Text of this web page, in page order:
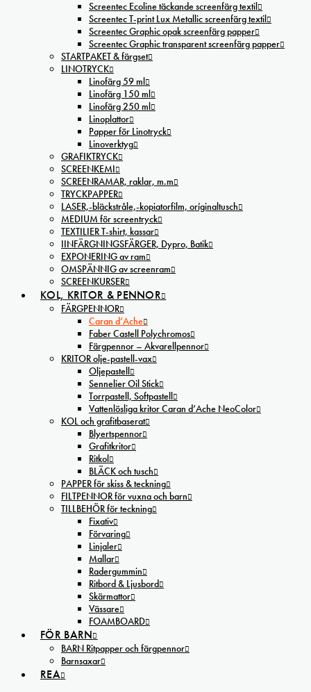
Screentec Ecoline täckande screenfärg textil
Screentec T-print Lux Metallic screenfärg textil
Screentec Graphic opak screenfärg papper
Screentec Graphic transparent screenfärg papper
STARTPAKET & färgset
LINOTRYCK
Linofärg 59 ml
Linofärg 150 ml
Linofärg 250 ml
Linoplattor
Papper för Linotryck
Linoverktyg
GRAFIKTRYCK
SCREENKEMI
SCREENRAMAR, raklar, m.m
TRYCKPAPPER
LASER,-bläckstråle,-kopiatorfilm, oríginaltusch
MEDIUM för screentryck
TEXTILIER T-shirt, kassar
IINFÄRGNINGSFÄRGER, Dypro, Batik
EXPONERING av ram
OMSPÄNNIG av screenram
SCREENKURSER
KOL, KRITOR & PENNOR
FÄRGPENNOR
Caran d’Ache
Faber Castell Polychromos
Färgpennor – Akvarellpennor
KRITOR olje-pastell-vax
Oljepastell
Sennelier Oil Stick
Torrpastell, Softpastell
Vattenlösliga kritor Caran d’Ache NeoColor
KOL och grafitbaserat
Blyertspennor
Grafitkritor
Ritkol
BLÄCK och tusch
PAPPER för skiss & teckning
FILTPENNOR för vuxna och barn
TILLBEHÖR för teckning
Fixativ
Förvaring
Linjaler
Mallar
Radergummin
Ritbord & Ljusbord
Skärmattor
Vässare
FOAMBOARD
FÖR BARN
BARN Ritpapper och färgpennor
Barnsaxar
REA